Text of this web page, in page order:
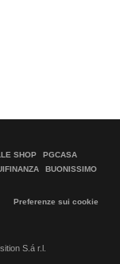
SHOP
PGCASA
BUONISSIMO
Preferenze sui cookie
S.á r.l.